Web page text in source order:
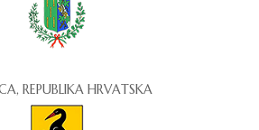
REPUBLIKA HRVATSKA